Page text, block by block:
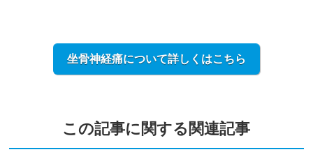
坐骨神経痛について詳しくはこちら
この記事に関する関連記事